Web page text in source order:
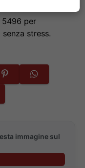
5496 per
stress.
immagine sul